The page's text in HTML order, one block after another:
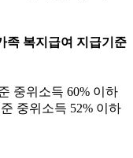
족 복지급여 지급기준
중위소득 60% 이하
중위소득 52% 이하